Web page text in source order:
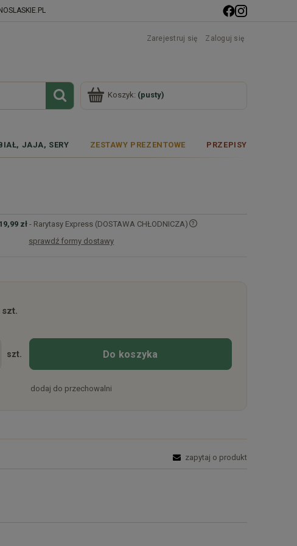
Zarejestruj się Zaloguj się
Koszyk: (pusty)
JAJA, SERY ZESTAWY PREZENTOWE PRZEPISY
zł - Rarytasy Express (DOSTAWA CHŁODNICZA)
sprawdź formy dostawy
szt. Do koszyka
dodaj do przechowalni
zapytaj o produkt